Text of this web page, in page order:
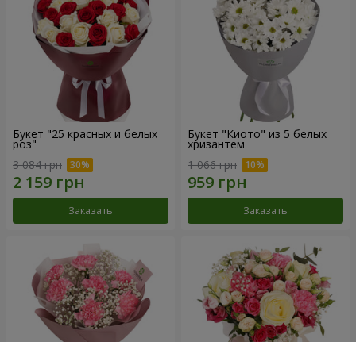
Букет "25 красных и белых
роз"
3 084 грн
Заказать
Букет "Киото" из 5 белых
хризантем
1 066 грн
Заказать